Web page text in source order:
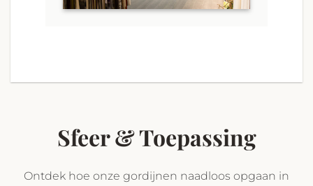
Sfeer & Toepassing
Ontdek hoe onze gordijnen naadloos opgaan in